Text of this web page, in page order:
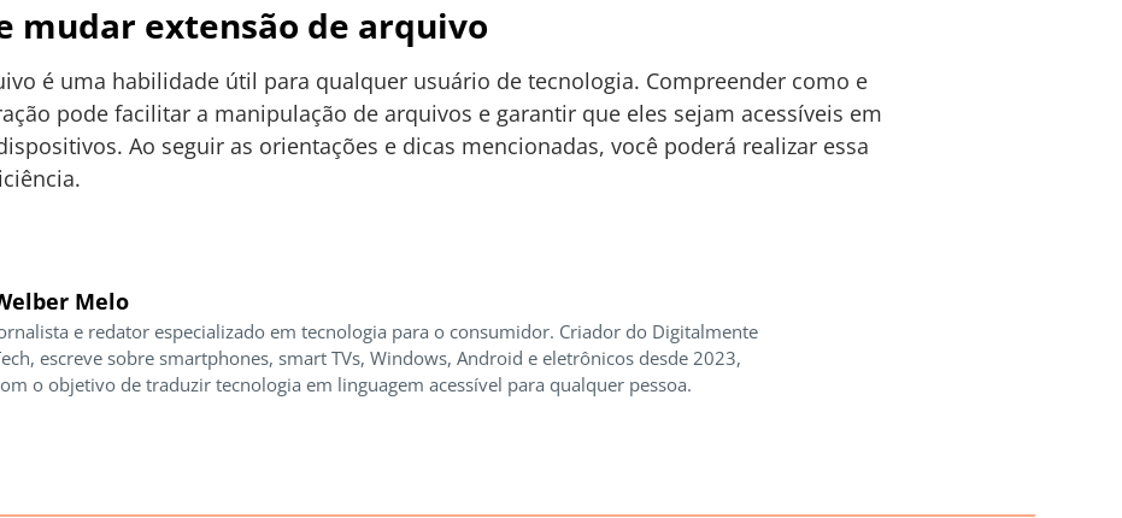
mudar extensão de arquivo
é uma habilidade útil para qualquer usuário de tecnologia. Compreender como e
pode facilitar a manipulação de arquivos e garantir que eles sejam acessíveis em
Ao seguir as orientações e dicas mencionadas, você poderá realizar essa
Melo
e redator especializado em tecnologia para o consumidor. Criador do Digitalmente
escreve sobre smartphones, smart TVs, Windows, Android e eletrônicos desde 2023,
o objetivo de traduzir tecnologia em linguagem acessível para qualquer pessoa.